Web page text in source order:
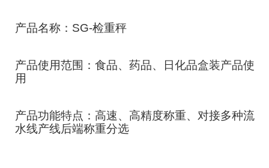
产品名称：SG-检重秤
产品使用范围：食品、药品、日化品盒装产品使
用
产品功能特点：高速、高精度称重、对接多种流
水线产线后端称重分选